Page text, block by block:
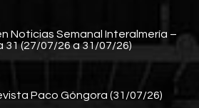
Noticias Semanal Interalmería –
31 (27/07/26 a 31/07/26)
Paco Góngora (31/07/26)